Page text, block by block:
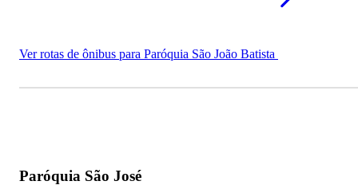
Ver rotas de ônibus para Paróquia São João Batista
Paróquia São José